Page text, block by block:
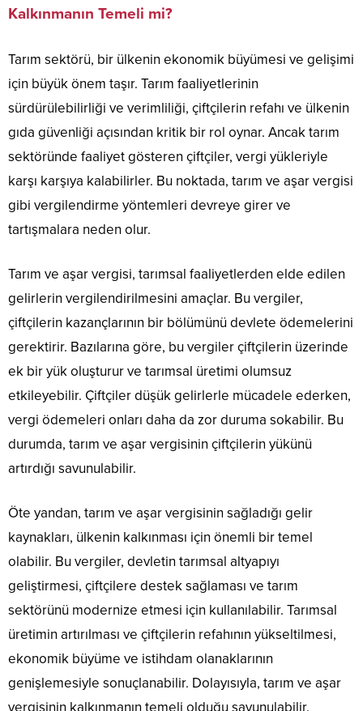
Kalkınmanın Temeli mi?
Tarım sektörü, bir ülkenin ekonomik büyümesi ve gelişimi
için büyük önem taşır. Tarım faaliyetlerinin
sürdürülebilirliği ve verimliliği, çiftçilerin refahı ve ülkenin
gıda güvenliği açısından kritik bir rol oynar. Ancak tarım
sektöründe faaliyet gösteren çiftçiler, vergi yükleriyle
karşı karşıya kalabilirler. Bu noktada, tarım ve aşar vergisi
gibi vergilendirme yöntemleri devreye girer ve
tartışmalara neden olur.
Tarım ve aşar vergisi, tarımsal faaliyetlerden elde edilen
gelirlerin vergilendirilmesini amaçlar. Bu vergiler,
çiftçilerin kazançlarının bir bölümünü devlete ödemelerini
gerektirir. Bazılarına göre, bu vergiler çiftçilerin üzerinde
ek bir yük oluşturur ve tarımsal üretimi olumsuz
etkileyebilir. Çiftçiler düşük gelirlerle mücadele ederken,
vergi ödemeleri onları daha da zor duruma sokabilir. Bu
durumda, tarım ve aşar vergisinin çiftçilerin yükünü
artırdığı savunulabilir.
Öte yandan, tarım ve aşar vergisinin sağladığı gelir
kaynakları, ülkenin kalkınması için önemli bir temel
olabilir. Bu vergiler, devletin tarımsal altyapıyı
geliştirmesi, çiftçilere destek sağlaması ve tarım
sektörünü modernize etmesi için kullanılabilir. Tarımsal
üretimin artırılması ve çiftçilerin refahının yükseltilmesi,
ekonomik büyüme ve istihdam olanaklarının
genişlemesiyle sonuçlanabilir. Dolayısıyla, tarım ve aşar
vergisinin kalkınmanın temeli olduğu savunulabilir.